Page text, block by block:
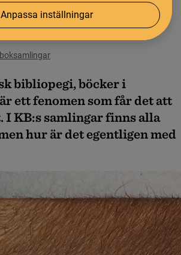
Anpassa inställningar
bibliopegi, böcker i
ett fenomen som får det att
I KB:s samlingar finns alla
hur är det egentligen med